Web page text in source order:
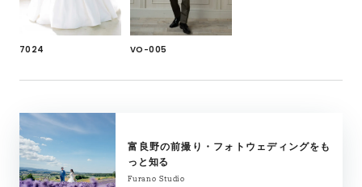
7024 VO-005
富良野の前撮り・フォトウェディングをも
っと知る
Furano Studio